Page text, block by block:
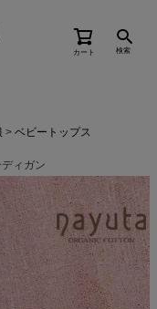
カート 検索
ベビートップス
ィガン